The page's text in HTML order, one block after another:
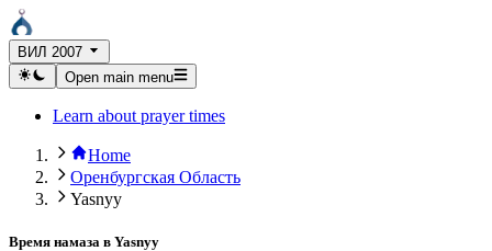
ВИЛ 2007
Open main menu
Learn about prayer times
Home
Оренбургская Область
Yasnyy
Время намаза в Yasnyy